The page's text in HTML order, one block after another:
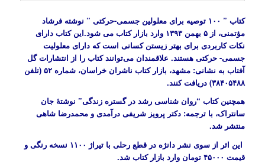
کتاب ” ۱۰۰ توصیه برای معلولین جسمی-حرکتی ” نوشته فرشاد
مؤتمنی، از ۵ بهمن ۱۳۹۳ وارد بازار کتاب می شود.این کتاب دارای
نکات کاربردی برای بهتر زیستن کسانی است که دارای معلولیت
جسمی- حرکتی هستند. علاقمندان می‌توانند کتاب را از انتشارات گل
آفتاب به نشانی: مشهد، بازار کتاب ناشران خراسان، شماره ۵۲ (تلفن
۳۸۴۰۵۴۸۸) دریافت کنند.
همچنین کتاب “روان شناسی رشد در گستره زندگی” نوشتۀ جان
سانتراک، با ترجمه: دکتر پرویز شریفی درآمدی و محمدرضا شاهی
منتشر شد.
این اثر از سوی نشر دانژه در قطع رحلی با تیراژ ۱۱۰۰ نسخه رنگی و
قیمت ۴۵۰۰۰ تومان وارد بازار کتاب شد.